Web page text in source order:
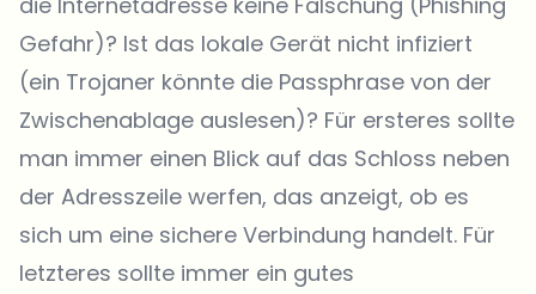
Gefahr)? Ist das lokale Gerät nicht infiziert
(ein Trojaner könnte die Passphrase von der
Zwischenablage auslesen)? Für ersteres sollte
man immer einen Blick auf das Schloss neben
der Adresszeile werfen, das anzeigt, ob es
sich um eine sichere Verbindung handelt. Für
letzteres sollte immer ein gutes